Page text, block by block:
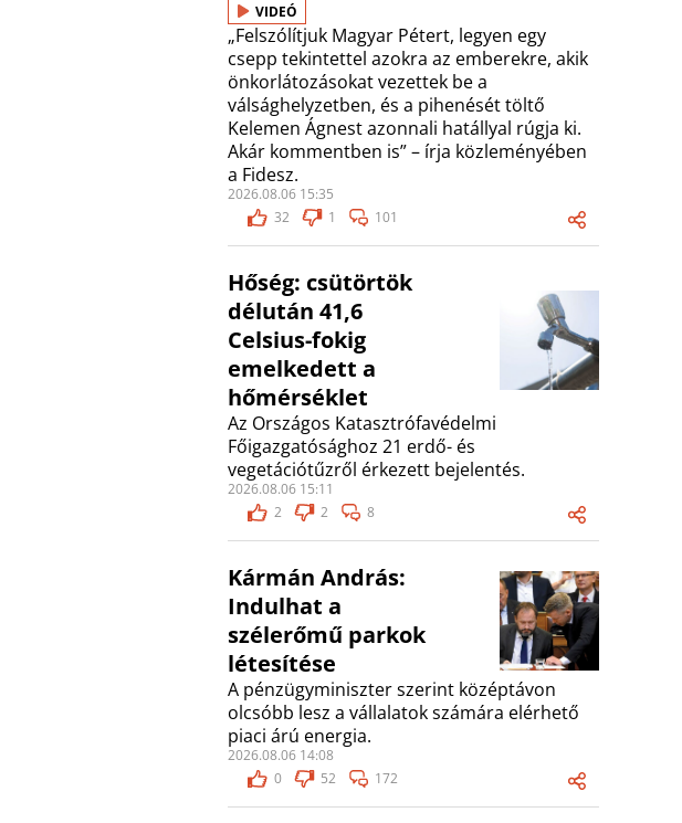
VIDEÓ
„Felszólítjuk Magyar Pétert, legyen egy
csepp tekintettel azokra az emberekre, akik
önkorlátozásokat vezettek be a
válsághelyzetben, és a pihenését töltő
Kelemen Ágnest azonnali hatállyal rúgja ki.
Akár kommentben is” – írja közleményében
a Fidesz.
2026.08.06 15:35
32
1 101
Hőség: csütörtök
délután 41,6
Celsius-fokig
emelkedett a
hőmérséklet
Az Országos Katasztrófavédelmi
Főigazgatósághoz 21 erdő- és
vegetációtűzről érkezett bejelentés.
2026.08.06 15:11
2
2 8
Kármán András:
Indulhat a
szélerőmű parkok
létesítése
A pénzügyminiszter szerint középtávon
olcsóbb lesz a vállalatok számára elérhető
piaci árú energia.
2026.08.06 14:08
0
52 172